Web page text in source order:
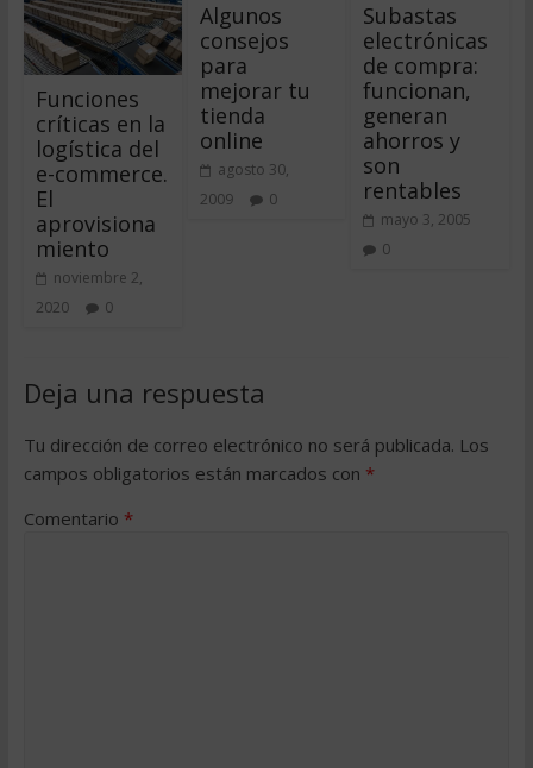
Funciones
críticas en la
logística del
e-commerce.
El
aprovisiona
miento
noviembre 2,
2020
0
Algunos
consejos
para
mejorar tu
tienda
online
agosto 30,
2009
0
Subastas
electrónicas
de compra:
funcionan,
generan
ahorros y
son
rentables
mayo 3, 2005
0
Deja una respuesta
Tu dirección de correo electrónico no será publicada. Los
campos obligatorios están marcados con *
Comentario *